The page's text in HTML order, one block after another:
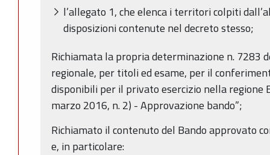
l’allegato 1, che elenca i territori colpiti
disposizioni contenute nel decreto stesso;
Richiamata la propria determinazione n. 7283
regionale, per titoli ed esame, per il
disponibili per il privato esercizio nella regione
marzo 2016, n. 2) - Approvazione bando”;
Richiamato il contenuto del Bando approvato
e, in particolare: